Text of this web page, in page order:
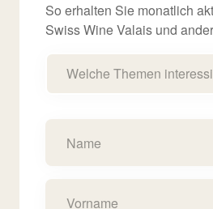
So erhalten Sie monatlich
Swiss Wine Valais und
Welche Themen